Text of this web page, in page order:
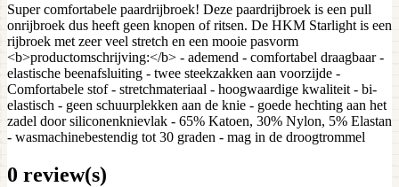
Super comfortabele paardrijbroek! Deze paardrijbroek is een pull
onrijbroek dus heeft geen knopen of ritsen. De HKM Starlight is een
rijbroek met zeer veel stretch en een mooie pasvorm
<b>productomschrijving:</b> - ademend - comfortabel draagbaar -
elastische beenafsluiting - twee steekzakken aan voorzijde -
Comfortabele stof - stretchmateriaal - hoogwaardige kwaliteit - bi-
elastisch - geen schuurplekken aan de knie - goede hechting aan het
zadel door siliconenknievlak - 65% Katoen, 30% Nylon, 5% Elastan
- wasmachinebestendig tot 30 graden - mag in de droogtrommel
0 review(s)